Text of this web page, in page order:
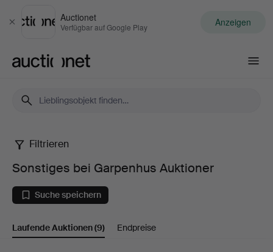
Schließen
Auctionet
Verfügbar auf Google Play Anzeigen
Sonstiges
bei
Garpenhus
Auktioner
Filtrieren
Sonstiges bei Garpenhus Auktioner
Suche speichern
Laufende Auktionen(9) Endpreise